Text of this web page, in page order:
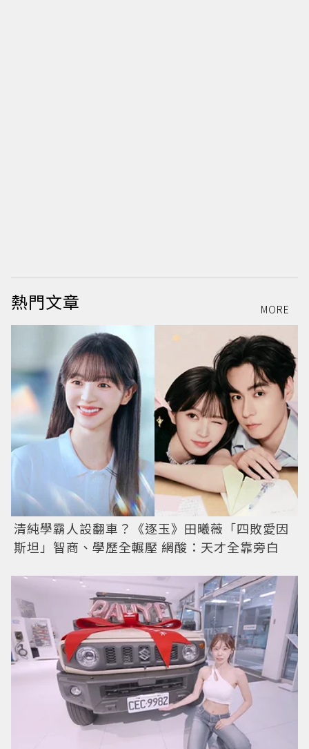
熱門文章 MORE
清純學霸人設翻車？《逐玉》田曦薇「四敗愛因
斯坦」智商、學歷全輾壓 網酸：天才全靠旁白